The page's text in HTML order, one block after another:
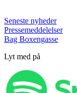
Seneste nyheder
Pressemeddelelser
Bag Boxengasse
Lyt med på